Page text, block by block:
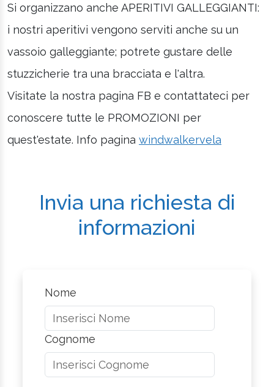
Si organizzano anche APERITIVI GALLEGGIANTI:
i nostri aperitivi vengono serviti anche su un
vassoio galleggiante; potrete gustare delle
stuzzicherie tra una bracciata e l'altra.
Visitate la nostra pagina FB e contattateci per
conoscere tutte le PROMOZIONI per
quest'estate. Info pagina windwalkervela
Invia una richiesta di
informazioni
Nome
Cognome